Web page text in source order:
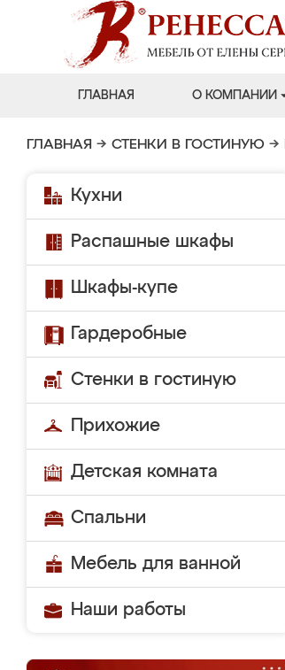
ГЛАВНАЯ О КОМПАНИИ
ГЛАВНАЯ → СТЕНКИ В ГОСТИНУЮ →
Кухни
Распашные шкафы
Шкафы-купе
Гардеробные
Стенки в гостиную
Прихожие
Детская комната
Спальни
Мебель для ванной
Наши работы